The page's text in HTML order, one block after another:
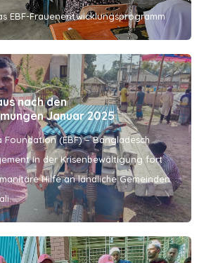
EBF-Frauenentwicklungsprogramm
nach den
Januar 2025
Foundation (EBF) – Bangladesch
in der Krisenbewältigung fort
Hilfe an ländliche Gemeinden